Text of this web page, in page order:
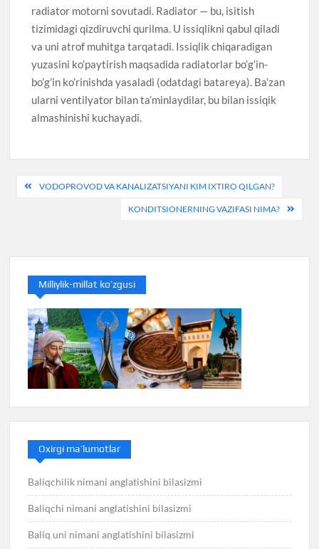
radiator motorni sovutadi. Radiator — bu, isitish
tizimidagi qizdiruvchi qurilma. U issiqlikni qabul qiladi
va uni atrof muhitga tarqatadi. Issiqlik chiqaradigan
yuzasini ko’paytirish maqsadida radiatorlar bo’g’in-
bo’g’in ko’rinishda yasaladi (odatdagi batareya). Ba’zan
ularni ventilyator bilan ta’minlaydilar, bu bilan issiqik
almashinishi kuchayadi.
PostVODOPROVOD VA KANALIZATSIYANI KIM IXTIRO QILGAN?
KONDITSIONERNING VAZIFASI NIMA?
Milliylik-millat ko’zgusi
Oxirgi ma’lumotlar
Baliqchilik nimani anglatishini bilasizmi
Baliqchi nimani anglatishini bilasizmi
Baliq uni nimani anglatishini bilasizmi